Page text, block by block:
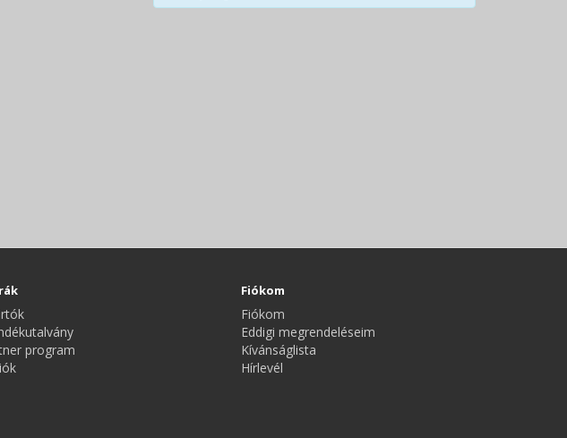
program
Fiókom
Fiókom
Eddigi megrendeléseim
Kívánságlista
Hírlevél